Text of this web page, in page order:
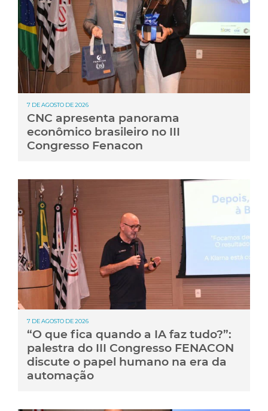
7 DE AGOSTO DE 2026
CNC apresenta panorama
econômico brasileiro no III
Congresso Fenacon
7 DE AGOSTO DE 2026
“O que fica quando a IA faz tudo?”:
palestra do III Congresso FENACON
discute o papel humano na era da
automação